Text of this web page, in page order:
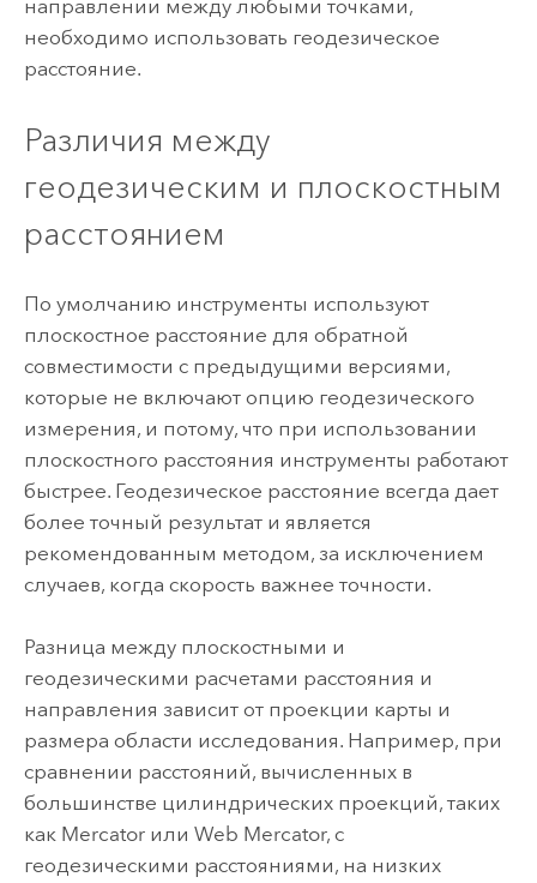
направлении между любыми точками,
необходимо использовать геодезическое
расстояние.
Различия между
геодезическим и плоскостным
расстоянием
По умолчанию инструменты используют
плоскостное расстояние для обратной
совместимости с предыдущими версиями,
которые не включают опцию геодезического
измерения, и потому, что при использовании
плоскостного расстояния инструменты работают
быстрее. Геодезическое расстояние всегда дает
более точный результат и является
рекомендованным методом, за исключением
случаев, когда скорость важнее точности.
Разница между плоскостными и
геодезическими расчетами расстояния и
направления зависит от проекции карты и
размера области исследования. Например, при
сравнении расстояний, вычисленных в
большинстве цилиндрических проекций, таких
как Mercator или Web Mercator, с
геодезическими расстояниями, на низких